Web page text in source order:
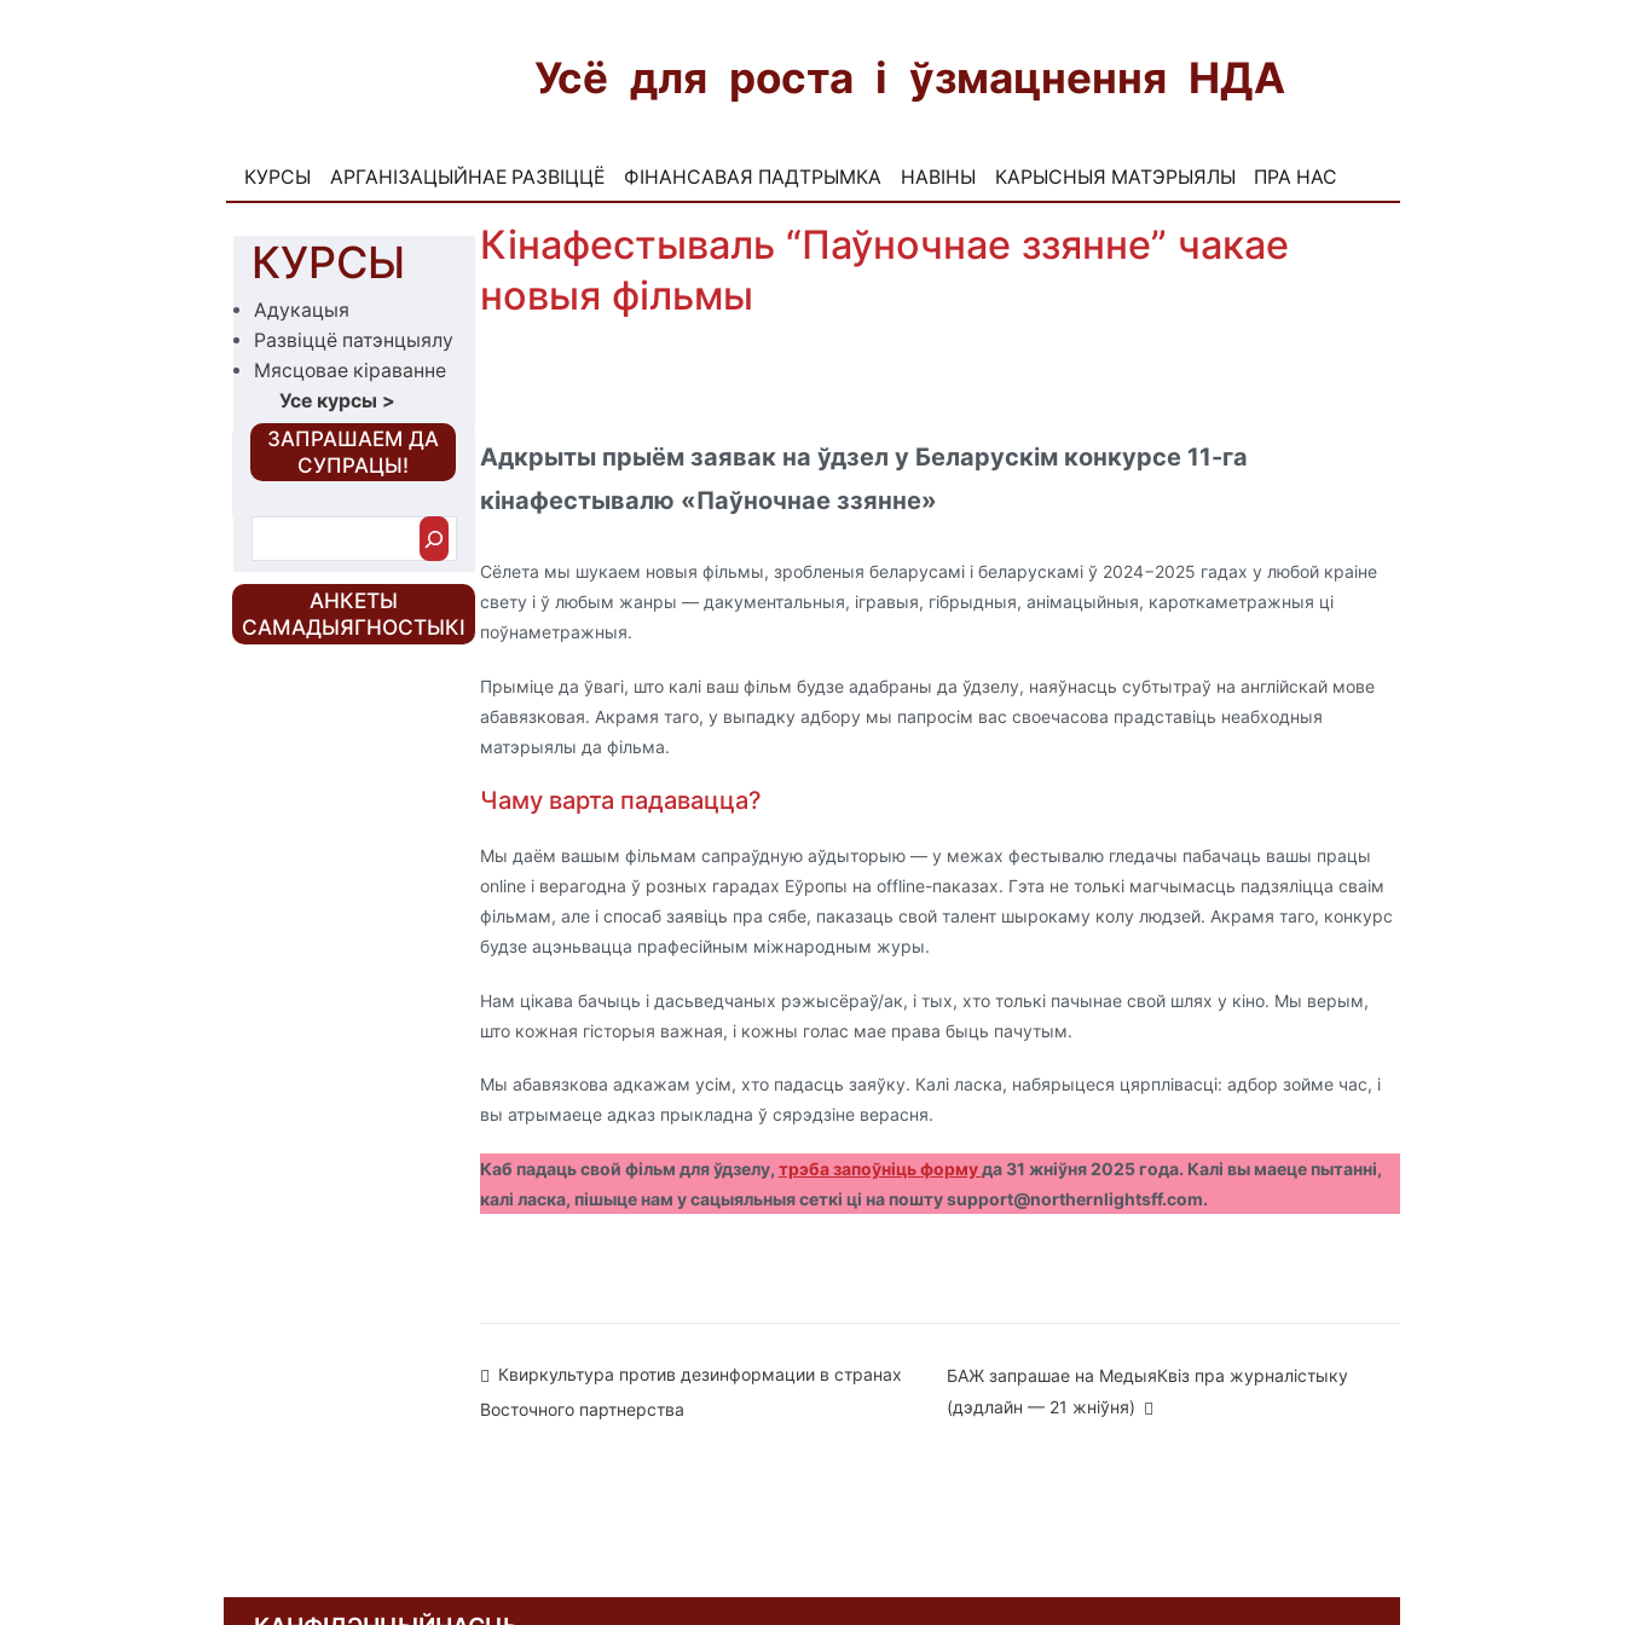
Усё для роста і ўзмацнення НДА
КУРСЫ АРГАНІЗАЦЫЙНАЕ РАЗВІЦЦЁ ФІНАНСАВАЯ ПАДТРЫМКА НАВІНЫ КАРЫСНЫЯ МАТЭРЫЯЛЫ ПРА НАС
FB
КУРСЫ
Адукацыя
Развіццё патэнцыялу
Мясцовае кіраванне
Усе курсы >
‎ЗАПРАШАЕМ ДА
СУПРАЦЫ!
АНКЕТЫ
САМАДЫЯГНОСТЫКІ
Кінафестываль “Паўночнае ззянне” чакае
новыя фільмы
Адкрыты прыём заявак на ўдзел у Беларускім конкурсе 11-га
кінафестывалю «Паўночнае ззянне»
Сёлета мы шукаем новыя фільмы, зробленыя беларусамі і беларускамі ў 2024−2025 гадах у любой краіне
свету і ў любым жанры — дакументальныя, ігравыя, гібрыдныя, анімацыйныя, кароткаметражныя ці
поўнаметражныя.
Прыміце да ўвагі, што калі ваш фільм будзе адабраны да ўдзелу, наяўнасць субтытраў на англійскай мове
абавязковая. Акрамя таго, у выпадку адбору мы папросім вас своечасова прадставіць неабходныя
матэрыялы да фільма.
Чаму варта падавацца?
Мы даём вашым фільмам сапраўдную аўдыторыю — у межах фестывалю гледачы пабачаць вашы працы
online і верагодна ў розных гарадах Еўропы на offline-паказах. Гэта не толькі магчымасць падзяліцца сваім
фільмам, але і спосаб заявіць пра сябе, паказаць свой талент шырокаму колу людзей. Акрамя таго, конкурс
будзе ацэньвацца прафесійным міжнародным журы.
Нам цікава бачыць і дасьведчаных рэжысёраў/ак, і тых, хто толькі пачынае свой шлях у кіно. Мы верым,
што кожная гісторыя важная, і кожны голас мае права быць пачутым.
Мы абавязкова адкажам усім, хто падасць заяўку. Калі ласка, набярыцеся цярплівасці: адбор зойме час, і
вы атрымаеце адказ прыкладна ў сярэдзіне верасня.
Каб падаць свой фільм для ўдзелу, трэба запоўніць формуда 31 жніўня 2025 года. Калі вы маеце пытанні,
калі ласка, пішыце нам у сацыяльныя сеткі ці на пошту support@northernlightsff.com.
Навігацыя
Квиркультура против дезинформации в странах
Восточного партнерства
БАЖ запрашае на МедыяКвіз пра журналістыку
(дэдлайн — 21 жніўня)